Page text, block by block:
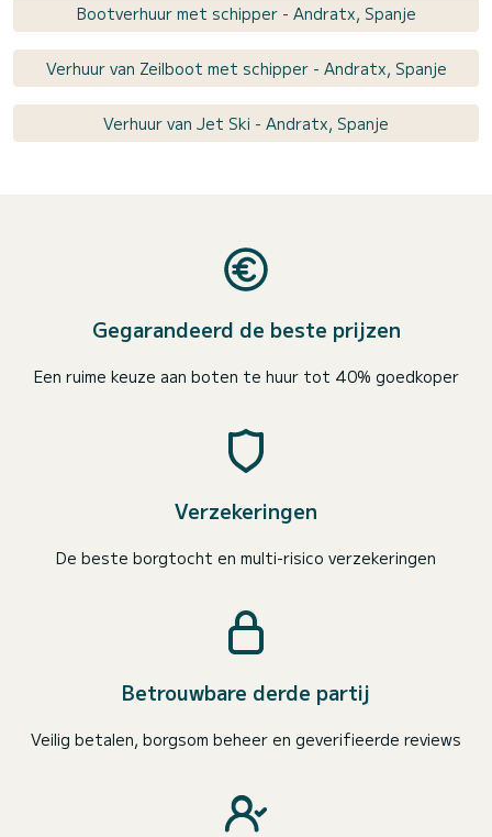
Bootverhuur met schipper - Andratx, Spanje
Verhuur van Zeilboot met schipper - Andratx, Spanje
Verhuur van Jet Ski - Andratx, Spanje
Gegarandeerd de beste prijzen
Een ruime keuze aan boten te huur tot 40% goedkoper
Verzekeringen
De beste borgtocht en multi-risico verzekeringen
Betrouwbare derde partij
Veilig betalen, borgsom beheer en geverifieerde reviews